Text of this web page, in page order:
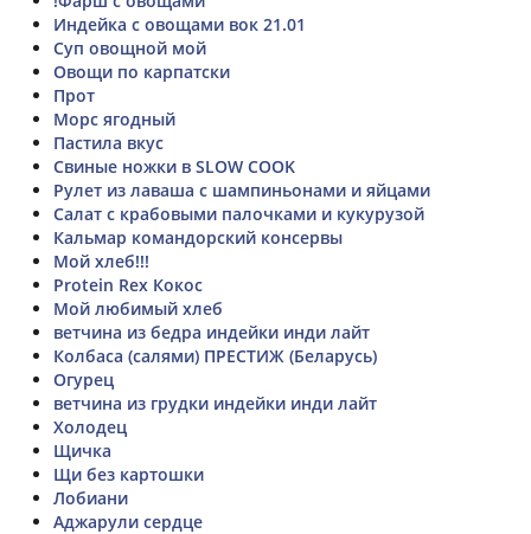
Индейка с овощами вок 21.01
Суп овощной мой
Овощи по карпатски
Прот
Морс ягодный
Пастила вкус
Свиные ножки в SLOW COOK
Рулет из лаваша с шампиньонами и яйцами
Салат с крабовыми палочками и кукурузой
Кальмар командорский консервы
Мой хлеб!!!
Protein Rex Кокос
Мой любимый хлеб
ветчина из бедра индейки инди лайт
Колбаса (салями) ПРЕСТИЖ (Беларусь)
Огурец
ветчина из грудки индейки инди лайт
Холодец
Щичка
Щи без картошки
Лобиани
Аджарули сердце